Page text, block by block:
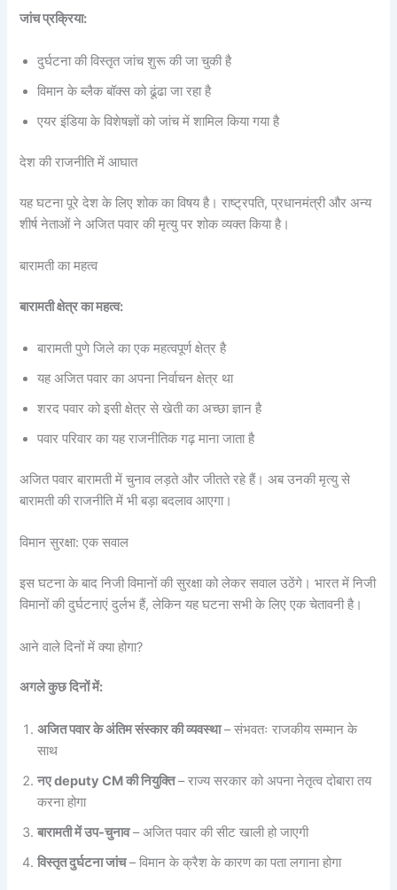
जांच प्रक्रिया:
दुर्घटना की विस्तृत जांच शुरू की जा चुकी है
विमान के ब्लैक बॉक्स को ढूंढा जा रहा है
एयर इंडिया के विशेषज्ञों को जांच में शामिल किया गया है
देश की राजनीति में आघात
यह घटना पूरे देश के लिए शोक का विषय है। राष्ट्रपति, प्रधानमंत्री और अन्य
शीर्ष नेताओं ने अजित पवार की मृत्यु पर शोक व्यक्त किया है।
बारामती का महत्व
बारामती क्षेत्र का महत्व:
बारामती पुणे जिले का एक महत्वपूर्ण क्षेत्र है
यह अजित पवार का अपना निर्वाचन क्षेत्र था
शरद पवार को इसी क्षेत्र से खेती का अच्छा ज्ञान है
पवार परिवार का यह राजनीतिक गढ़ माना जाता है
अजित पवार बारामती में चुनाव लड़ते और जीतते रहे हैं। अब उनकी मृत्यु से
बारामती की राजनीति में भी बड़ा बदलाव आएगा।
विमान सुरक्षा: एक सवाल
इस घटना के बाद निजी विमानों की सुरक्षा को लेकर सवाल उठेंगे। भारत में निजी
विमानों की दुर्घटनाएं दुर्लभ हैं, लेकिन यह घटना सभी के लिए एक चेतावनी है।
आने वाले दिनों में क्या होगा?
अगले कुछ दिनों में:
अजित पवार के अंतिम संस्कार की व्यवस्था– संभवतः राजकीय सम्मान के
साथ
नए deputy CM की नियुक्ति– राज्य सरकार को अपना नेतृत्व दोबारा तय
करना होगा
बारामती में उप-चुनाव– अजित पवार की सीट खाली हो जाएगी
विस्तृत दुर्घटना जांच– विमान के क्रैश के कारण का पता लगाना होगा